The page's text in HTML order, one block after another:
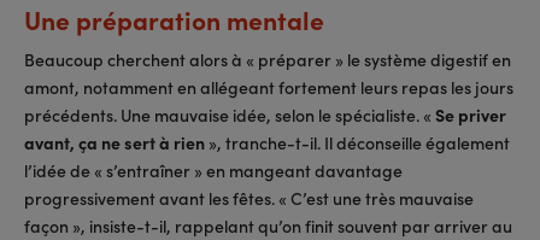
Une préparation mentale
Beaucoup cherchent alors à « préparer » le système digestif en
amont, notamment en allégeant fortement leurs repas les jours
précédents. Une mauvaise idée, selon le spécialiste. « Se priver
avant, ça ne sert à rien », tranche-t-il. Il déconseille également
l’idée de « s’entraîner » en mangeant davantage
progressivement avant les fêtes. « C’est une très mauvaise
façon », insiste-t-il, rappelant qu’on finit souvent par arriver au